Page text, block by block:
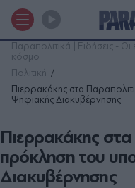
Παραπολιτικά | Ειδήσεις -
κόσμο
Πολιτική
Πιερρακάκης στα
Ψηφιακής Διακυβέρνησης
Πιερρακάκης
πρόκληση του
Διακυβέρνησης